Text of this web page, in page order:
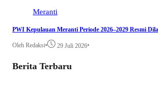
Meranti
PWI Kepulauan Meranti Periode 2026–2029 Resmi
Oleh Redaksi• 29 Juli 2026•
Berita Terbaru